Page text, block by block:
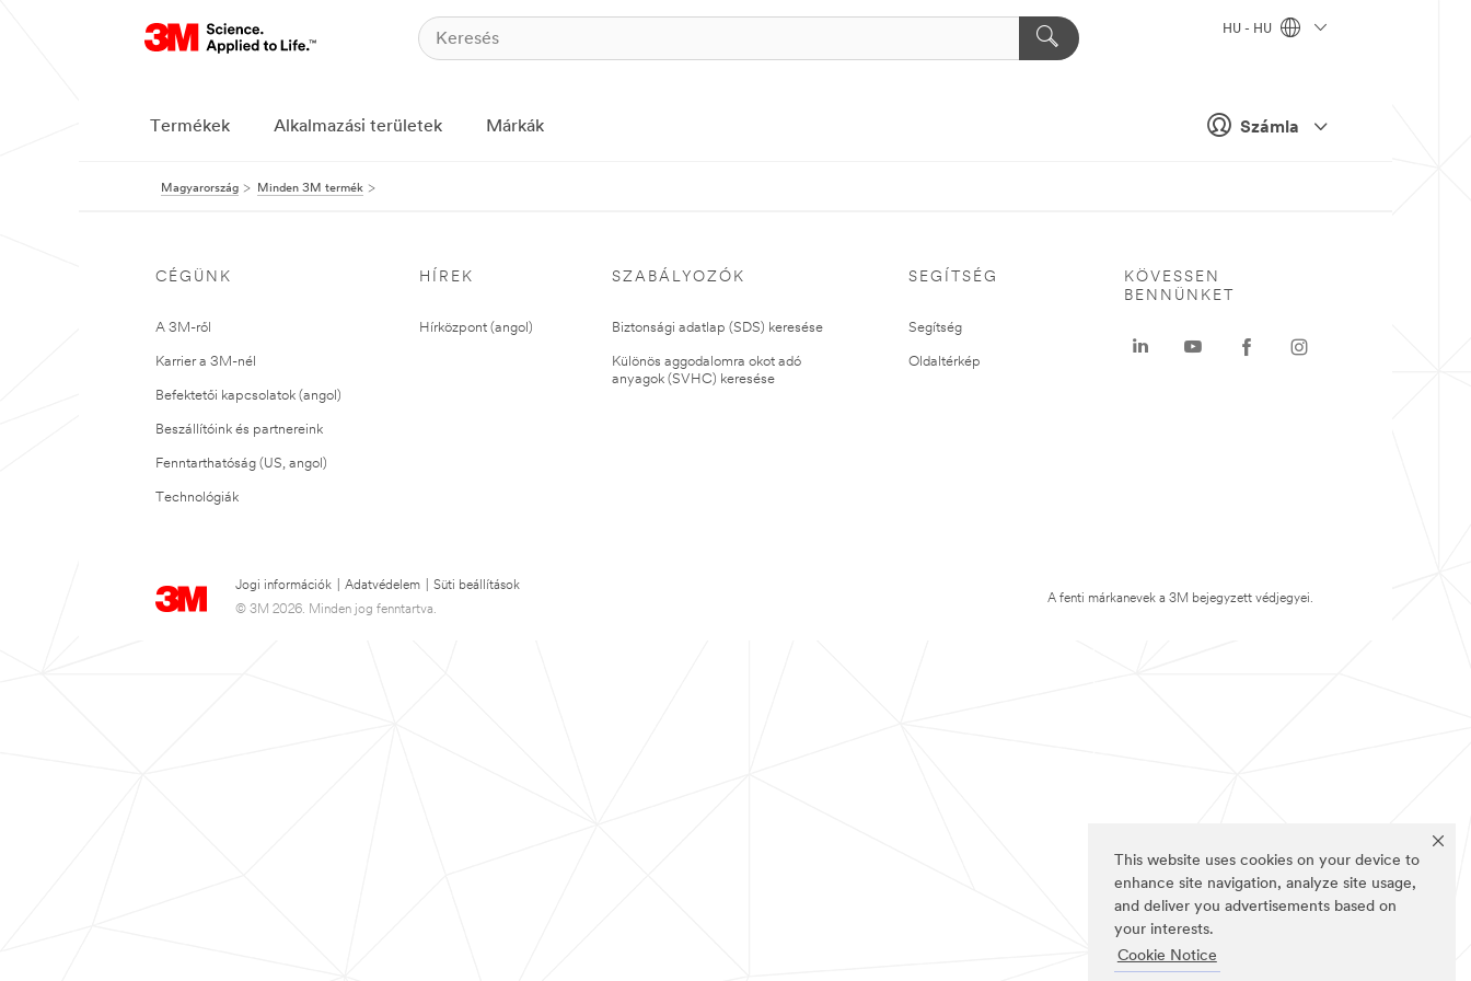
This website uses cookies on your device to
enhance site navigation, analyze site usage,
and deliver you advertisements based on
your interests.
Cookie Notice
Számla
HU - HU
Termékek Alkalmazási területek Márkák
Magyarország Minden 3M termék
CÉGÜNK
A 3M-ről
Karrier a 3M-nél
Befektetői kapcsolatok (angol)
Beszállítóink és partnereink
Fenntarthatóság (US, angol)
Technológiák
HÍREK
Hírközpont (angol)
SZABÁLYOZÓK
Biztonsági adatlap (SDS) keresése
Különös aggodalomra okot adó
anyagok (SVHC) keresése
SEGÍTSÉG
Segítség
Oldaltérkép
Jogi információk Adatvédelem
Süti beállítások
© 3M 2026. Minden jog fenntartva.
KÖVESSEN
BENNÜNKET
A fenti márkanevek a 3M bejegyzett védjegyei.